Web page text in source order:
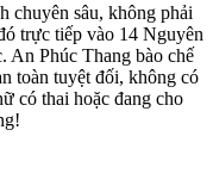
chuyên sâu, không phải
trực tiếp vào 14 Nguyên
An Phúc Thang bào chế
toàn tuyệt đối, không có
có thai hoặc đang cho